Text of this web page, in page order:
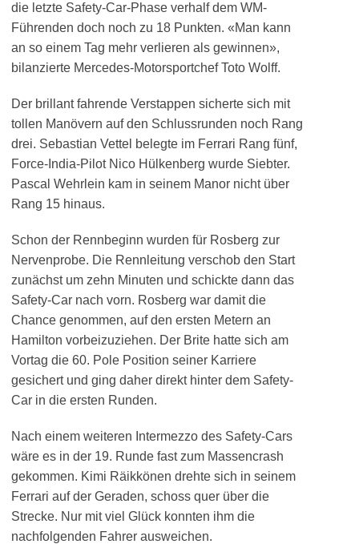
die letzte Safety-Car-Phase verhalf dem WM-
Führenden doch noch zu 18 Punkten. «Man kann
an so einem Tag mehr verlieren als gewinnen»,
bilanzierte Mercedes-Motorsportchef Toto Wolff.
Der brillant fahrende Verstappen sicherte sich mit
tollen Manövern auf den Schlussrunden noch Rang
drei. Sebastian Vettel belegte im Ferrari Rang fünf,
Force-India-Pilot Nico Hülkenberg wurde Siebter.
Pascal Wehrlein kam in seinem Manor nicht über
Rang 15 hinaus.
Schon der Rennbeginn wurden für Rosberg zur
Nervenprobe. Die Rennleitung verschob den Start
zunächst um zehn Minuten und schickte dann das
Safety-Car nach vorn. Rosberg war damit die
Chance genommen, auf den ersten Metern an
Hamilton vorbeizuziehen. Der Brite hatte sich am
Vortag die 60. Pole Position seiner Karriere
gesichert und ging daher direkt hinter dem Safety-
Car in die ersten Runden.
Nach einem weiteren Intermezzo des Safety-Cars
wäre es in der 19. Runde fast zum Massencrash
gekommen. Kimi Räikkönen drehte sich in seinem
Ferrari auf der Geraden, schoss quer über die
Strecke. Nur mit viel Glück konnten ihm die
nachfolgenden Fahrer ausweichen.